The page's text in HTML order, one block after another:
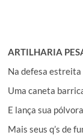
ARTILHARIA
Na defesa estreita
Uma caneta
E lança sua pólvora
Mais seus q’s de